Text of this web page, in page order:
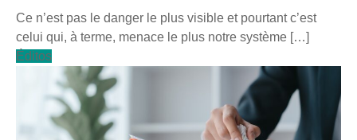
Ce n’est pas le danger le plus visible et pourtant c’est
celui qui, à terme, menace le plus notre système […]
Éditos